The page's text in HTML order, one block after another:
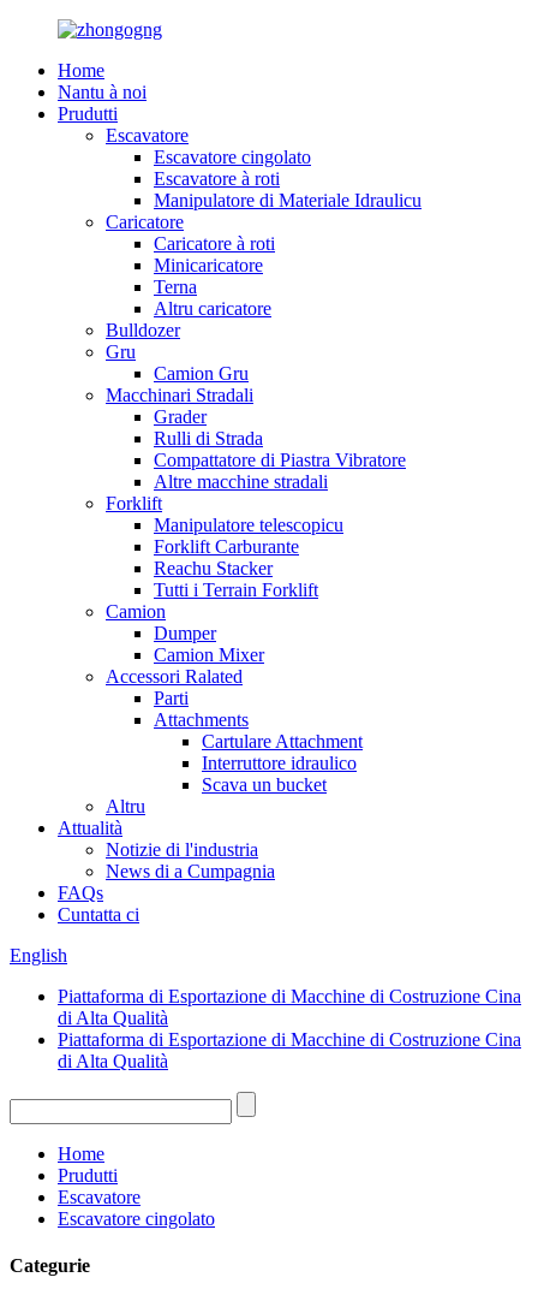
Home
Nantu à noi
Prudutti
Escavatore
Escavatore cingolato
Escavatore à roti
Manipulatore di Materiale Idraulicu
Caricatore
Caricatore à roti
Minicaricatore
Terna
Altru caricatore
Bulldozer
Gru
Camion Gru
Macchinari Stradali
Grader
Rulli di Strada
Compattatore di Piastra Vibratore
Altre macchine stradali
Forklift
Manipulatore telescopicu
Forklift Carburante
Reachu Stacker
Tutti i Terrain Forklift
Camion
Dumper
Camion Mixer
Accessori Ralated
Parti
Attachments
Cartulare Attachment
Interruttore idraulico
Scava un bucket
Altru
Attualità
Notizie di l'industria
News di a Cumpagnia
FAQs
Cuntatta ci
English
Piattaforma di Esportazione di Macchine di Costruzione Cina
di Alta Qualità
Piattaforma di Esportazione di Macchine di Costruzione Cina
di Alta Qualità
Home
Prudutti
Escavatore
Escavatore cingolato
Categurie